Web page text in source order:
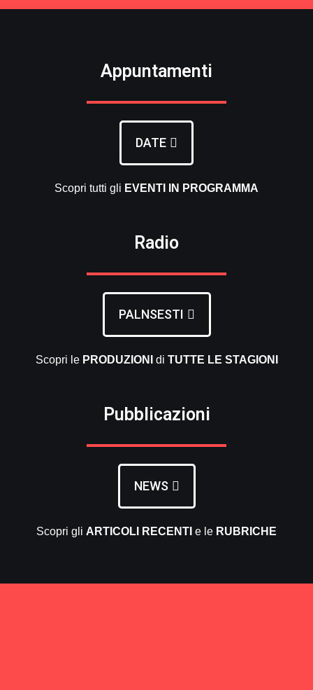
Appuntamenti
DATE
Scopri tutti gli EVENTI IN PROGRAMMA
Radio
PALNSESTI
Scopri le PRODUZIONI di TUTTE LE STAGIONI
Pubblicazioni
NEWS
Scopri gli ARTICOLI RECENTI e le RUBRICHE